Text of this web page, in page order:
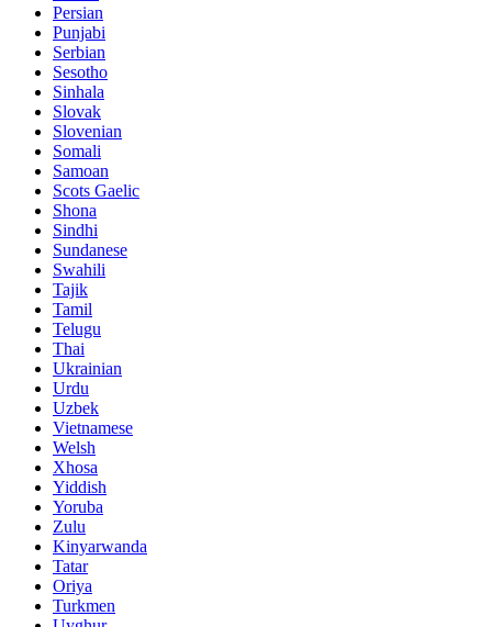
Persian
Punjabi
Serbian
Sesotho
Sinhala
Slovak
Slovenian
Somali
Samoan
Scots Gaelic
Shona
Sindhi
Sundanese
Swahili
Tajik
Tamil
Telugu
Thai
Ukrainian
Urdu
Uzbek
Vietnamese
Welsh
Xhosa
Yiddish
Yoruba
Zulu
Kinyarwanda
Tatar
Oriya
Turkmen